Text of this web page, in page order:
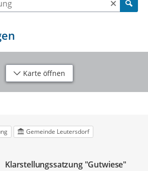
Karte öffnen
Gemeinde Leutersdorf
Klarstellungssatzung "Gutwiese"